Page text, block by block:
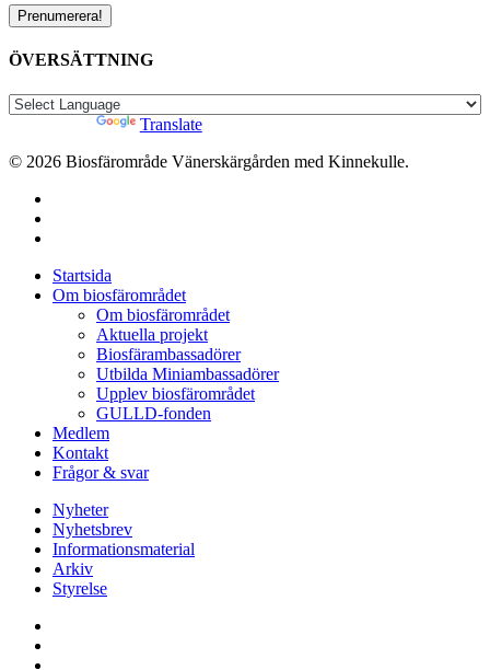
ÖVERSÄTTNING
Translate
© 2026 Biosfärområde Vänerskärgården med Kinnekulle.
Close
Menu
Startsida
Om biosfärområdet
Om biosfärområdet
Aktuella projekt
Biosfärambassadörer
Utbilda Miniambassadörer
Upplev biosfärområdet
GULLD-fonden
Medlem
Kontakt
Frågor & svar
Nyheter
Nyhetsbrev
Informationsmaterial
Arkiv
Styrelse